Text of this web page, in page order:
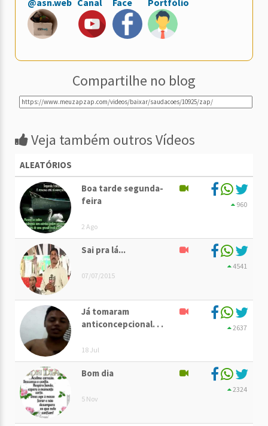
@asn.web Canal Face Portfólio
Compartilhe no blog
Veja também outros Vídeos
ALEATÓRIOS
Boa tarde segunda-
feira
2 Ago
960
Sai pra lá...
07/07/2015
4541
Já tomaram
anticoncepcional. . .
18 Jul
2637
Bom dia
5 Nov
2324